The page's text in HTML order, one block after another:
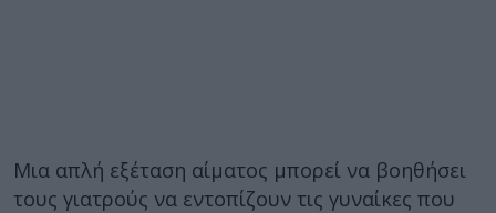
Μια απλή εξέταση αίματος μπορεί να βοηθήσει
τους γιατρούς να εντοπίζουν τις γυναίκες που